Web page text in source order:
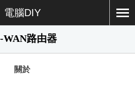
電腦DIY
WAN路由器
關於